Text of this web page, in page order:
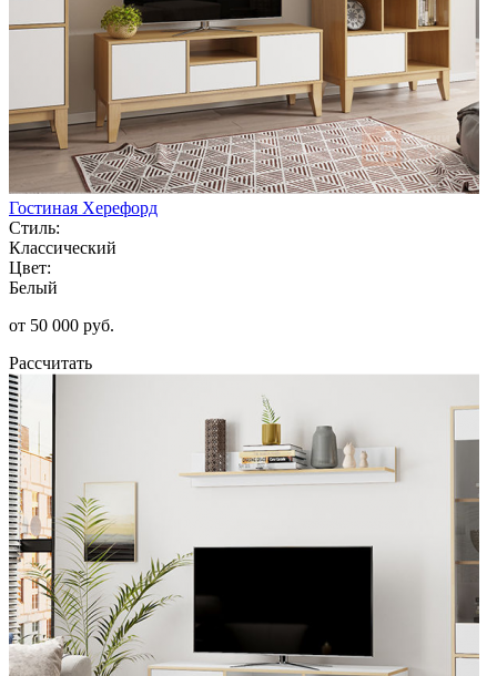
Гостиная Херефорд
Стиль:
Классический
Цвет:
Белый
от 50 000 руб.
Рассчитать